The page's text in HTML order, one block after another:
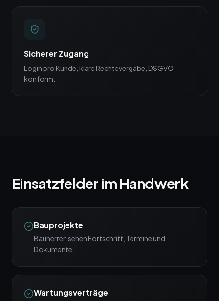
Sicherer Zugang
Login pro Kunde, klare Rechtevergabe, DSGVO-
konform.
Einsatzfelder im Handwerk
Bauprojekte
Bauherren sehen Fortschritt, Termine und
Dokumente.
Wartungsverträge